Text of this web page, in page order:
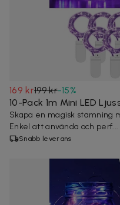
169 kr199 kr-15%
10-Pack 1m Mini LED
Skapa en magisk stämning
Enkel att använda och perf...
Snabb leverans